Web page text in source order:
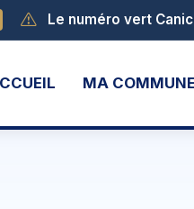
Début des activités
MA COMMUNE